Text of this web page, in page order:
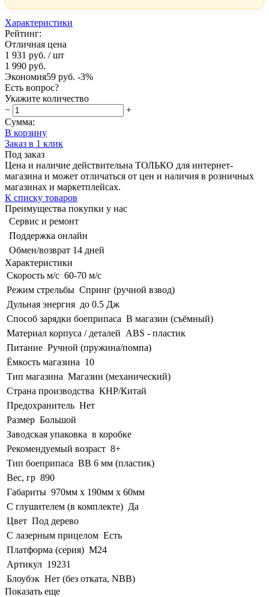
Характеристики
Рейтинг:
Отличная цена
1 931 руб. / шт
1 990 руб.
Экономия59 руб. -3%
Есть вопрос?
Укажите количество
−
+
Сумма:
В корзину
Заказ в 1 клик
Под заказ
Цена и наличие действительна ТОЛЬКО для интернет-
магазина и может отличаться от цен и наличия в розничных
магазинах и маркетплейсах.
К списку товаров
Преимущества покупки у нас
Сервис и ремонт
Поддержка онлайн
Обмен/возврат 14 дней
Характеристики
Скорость м/с 60-70 м/с
Режим стрельбы Спринг (ручной взвод)
Дульная энергия до 0.5 Дж
Способ зарядки боеприпаса В магазин (съёмный)
Материал корпуса / деталей ABS - пластик
Питание Ручной (пружина/помпа)
Ёмкость магазина 10
Тип магазина Магазин (механический)
Страна производства КНР/Китай
Предохранитель Нет
Размер Большой
Заводская упаковка в коробке
Рекомендуемый возраст 8+
Тип боеприпаса BB 6 мм (пластик)
Вес, гр 890
Габариты 970мм х 190мм х 60мм
С глушителем (в комплекте) Да
Цвет Под дерево
С лазерным прицелом Есть
Платформа (серия) M24
Артикул 19231
Блоубэк Нет (без отката, NBB)
Показать еще